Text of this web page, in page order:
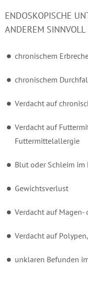
ENDOSKOPISCHE
ANDEREM
chronischem
chronischem
Verdacht auf
Verdacht auf
Futtermittelallergie
Blut oder Schleim im
Gewichtsverlust
Verdacht auf Magen-
Verdacht auf
unklaren Befunden